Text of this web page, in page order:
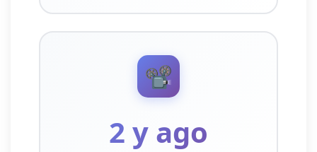
📽️
2 y ago